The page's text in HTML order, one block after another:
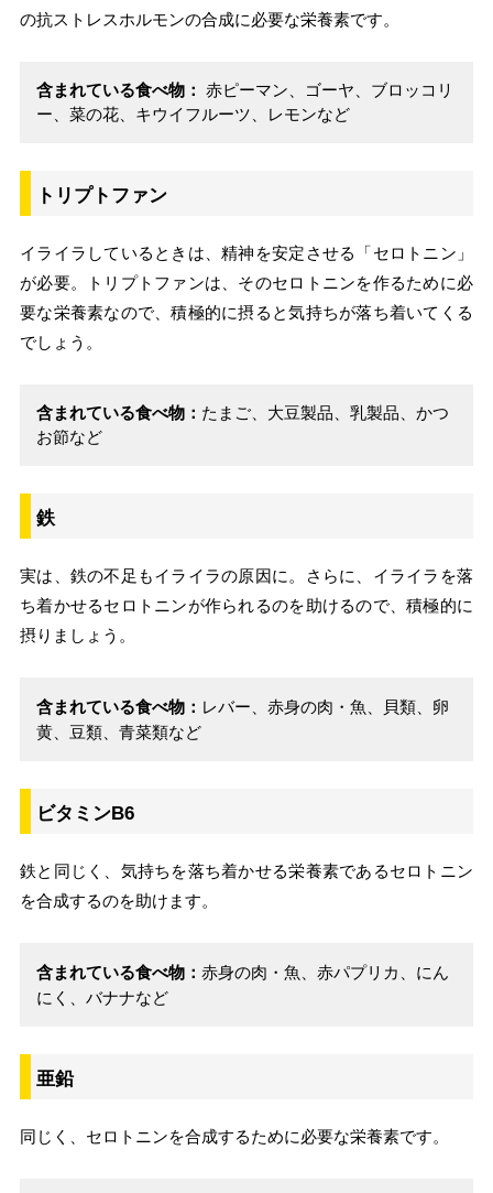
の抗ストレスホルモンの合成に必要な栄養素です。
含まれている食べ物：赤ピーマン、ゴーヤ、ブロッコリ
ー、菜の花、キウイフルーツ、レモンなど
トリプトファン
イライラしているときは、精神を安定させる「セロトニン」
が必要。トリプトファンは、そのセロトニンを作るために必
要な栄養素なので、積極的に摂ると気持ちが落ち着いてくる
でしょう。
含まれている食べ物： たまご、大豆製品、乳製品、かつ
お節など
鉄
実は、鉄の不足もイライラの原因に。さらに、イライラを落
ち着かせるセロトニンが作られるのを助けるので、積極的に
摂りましょう。
含まれている食べ物： レバー、赤身の肉・魚、貝類、卵
黄、豆類、青菜類など
ビタミンB6
鉄と同じく、気持ちを落ち着かせる栄養素であるセロトニン
を合成するのを助けます。
含まれている食べ物：赤身の肉・魚、赤パプリカ、にん
にく、バナナなど
亜鉛
同じく、セロトニンを合成するために必要な栄養素です。